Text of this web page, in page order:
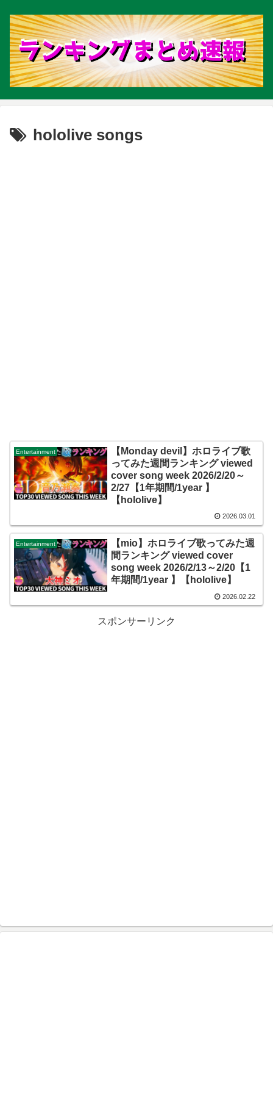
hololive songs
Entertainment
【Monday devil】ホロライブ歌
ってみた週間ランキング viewed
cover song week 2026/2/20～
2/27【1年期間/1year 】
【hololive】
2026.03.01
Entertainment
【mio】ホロライブ歌ってみた週
間ランキング viewed cover
song week 2026/2/13～2/20【1
年期間/1year 】【hololive】
2026.02.22
スポンサーリンク